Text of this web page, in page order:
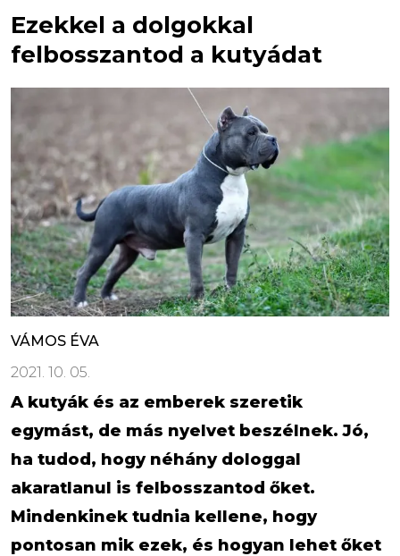
Ezekkel a dolgokkal
felbosszantod a kutyádat
VÁMOS ÉVA
2021. 10. 05.
A kutyák és az emberek szeretik
egymást, de más nyelvet beszélnek. Jó,
ha tudod, hogy néhány dologgal
akaratlanul is felbosszantod őket.
Mindenkinek tudnia kellene, hogy
pontosan mik ezek, és hogyan lehet őket